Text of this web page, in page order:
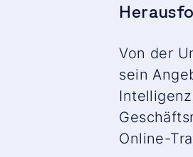
Von der
sein
Online-